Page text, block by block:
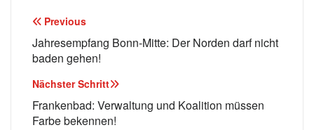
Beitragsnavigation
Previous
Jahresempfang Bonn-Mitte: Der Norden darf nicht
baden gehen!
Nächster Schritt
Frankenbad: Verwaltung und Koalition müssen
Farbe bekennen!